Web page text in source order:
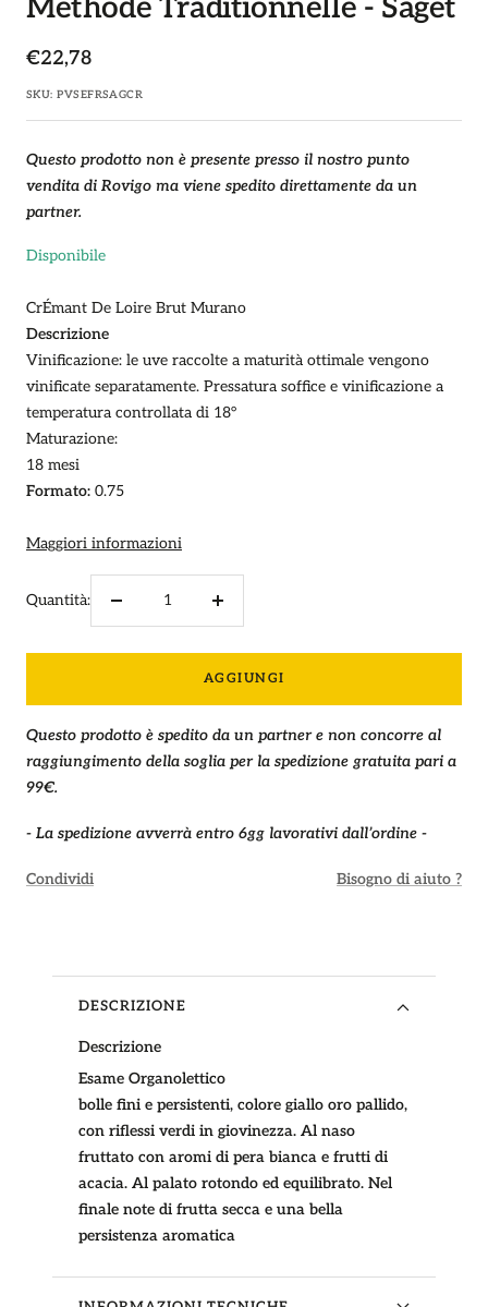
Methode Traditionnelle - Saget
Prezzo
di
vendita
€22,78
SKU:PVSEFRSAGCR
Questo prodotto non è presente presso il nostro punto
vendita di Rovigo ma viene spedito direttamente da un
partner.
Disponibile
CrÉmant De Loire Brut Murano
Descrizione
Vinificazione: le uve raccolte a maturità ottimale vengono
vinificate separatamente. Pressatura soffice e vinificazione a
temperatura controllata di 18°
Maturazione:
18 mesi
Formato: 0.75
Maggiori informazioni
Quantità:
Diminuire
Aumenta
AGGIUNGI
Questo prodotto è spedito da un partner e non concorre al
raggiungimento della soglia per la spedizione gratuita pari a
99€.
- La spedizione avverrà entro 6gg lavorativi dall’ordine -
Condividi Bisogno di aiuto ?
DESCRIZIONE
Descrizione
Esame Organolettico
bolle fini e persistenti, colore giallo oro pallido,
con riflessi verdi in giovinezza. Al naso
fruttato con aromi di pera bianca e frutti di
acacia. Al palato rotondo ed equilibrato. Nel
finale note di frutta secca e una bella
persistenza aromatica